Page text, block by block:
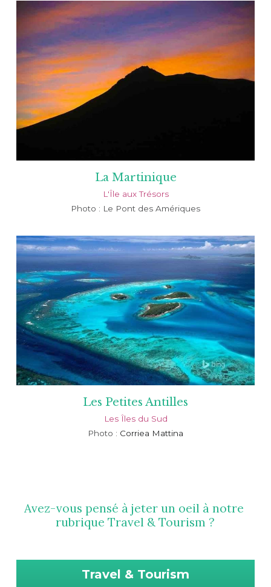
La Martinique
L'Île aux Trésors
Photo : Le Pont des Amériques
Les Petites Antilles
Les Îles du Sud
Photo : Corriea Mattina
Avez-vous pensé à jeter un oeil à notre
rubrique Travel & Tourism ?
Travel & Tourism